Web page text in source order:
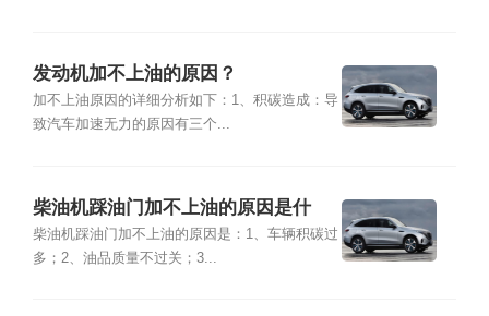
发动机加不上油的原因？
加不上油原因的详细分析如下：1、积碳造成：导
致汽车加速无力的原因有三个...
柴油机踩油门加不上油的原因是什
么？
柴油机踩油门加不上油的原因是：1、车辆积碳过
多；2、油品质量不过关；3...